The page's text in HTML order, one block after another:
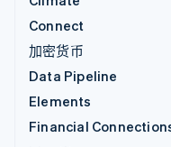
Connect
加密货币
Data Pipeline
Elements
Financial